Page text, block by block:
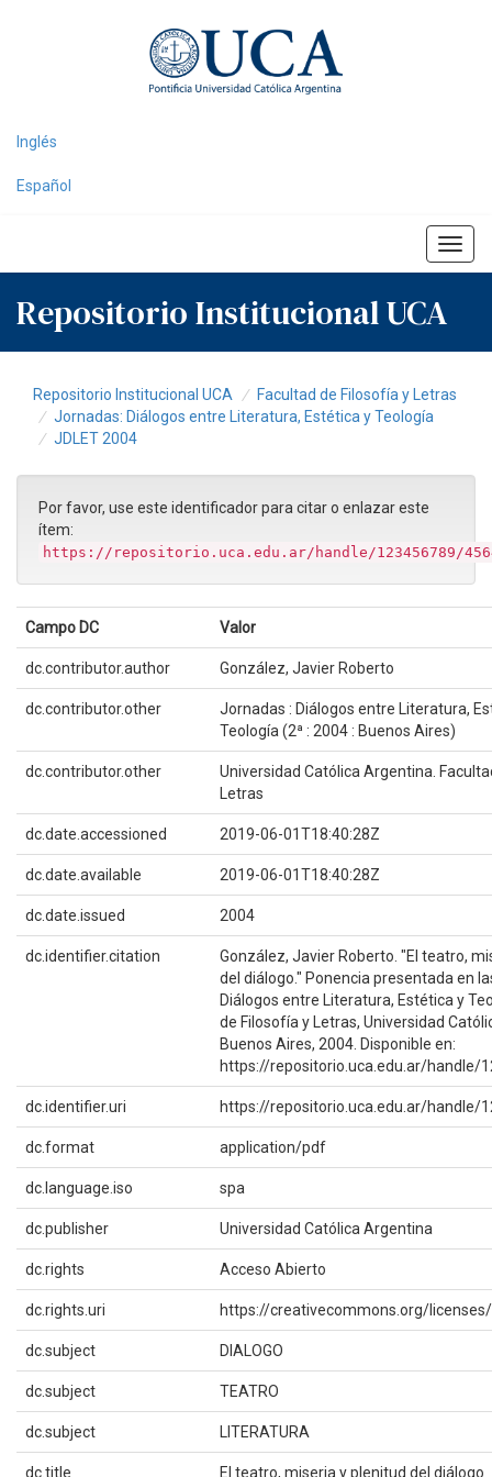
Inglés
Español
Repositorio Institucional UCA
Repositorio Institucional UCA
Facultad de Filosofía y Letras
Jornadas: Diálogos entre Literatura, Estética y Teología
JDLET 2004
Por favor, use este identificador para citar o enlazar este
ítem:
https://repositorio.uca.edu.ar/handle/123456789/
Campo DC Valor
dc.contributor.author González, Javier Roberto
dc.contributor.other
Jornadas : Diálogos entre Literatura,
Teología (2ª : 2004 : Buenos Aires)
dc.contributor.other
Universidad Católica Argentina.
Letras
dc.date.accessioned 2019-06-01T18:40:28Z
dc.date.available 2019-06-01T18:40:28Z
dc.date.issued 2004
dc.identifier.citation
González, Javier Roberto. "El teatro,
del diálogo." Ponencia presentada en
Diálogos entre Literatura, Estética y
de Filosofía y Letras, Universidad
Buenos Aires, 2004. Disponible en:
https://repositorio.uca.edu.ar/handle/
dc.identifier.uri https://repositorio.uca.edu.ar/handle/
dc.format application/pdf
dc.language.iso spa
dc.publisher Universidad Católica Argentina
dc.rights Acceso Abierto
dc.rights.uri https://creativecommons.org/
dc.subject DIALOGO
dc.subject TEATRO
dc.subject LITERATURA
dc.title El teatro, miseria y plenitud del diálogo